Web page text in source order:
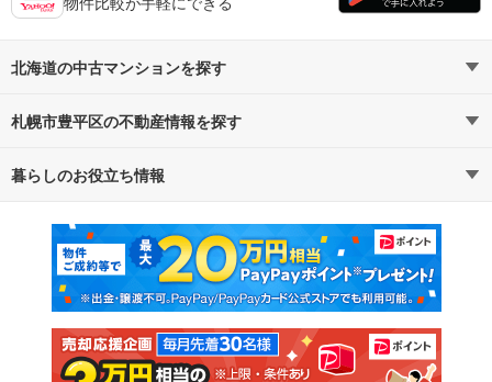
北海道の中古マンションを探す
路線・駅から探す
通勤・通学時間から探す
札幌市豊平区の不動産情報を探す
不動産・住宅
新築マンション 中古マンション
新築一戸建て 中古一戸建て
注文住宅 土地
暮らしのお役立ち情報
マンションカタログ 教えて！住まいの先生